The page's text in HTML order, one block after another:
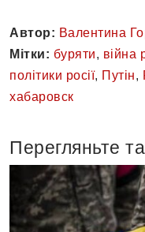
Автор: Валентина
Мітки: буряти, війна
політики росії, Путін,
хабаровск
Перегляньте